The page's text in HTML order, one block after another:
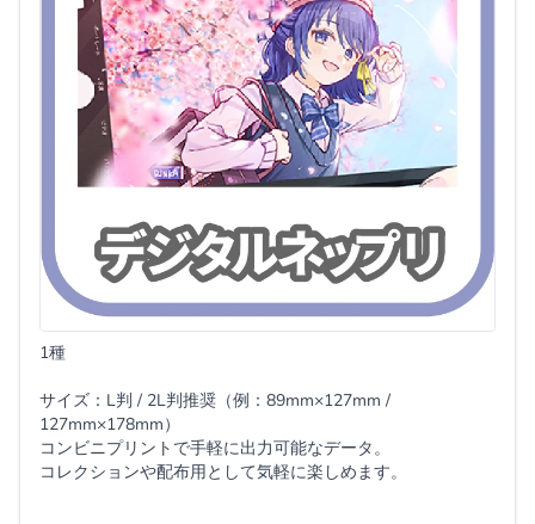
1種
サイズ：L判 / 2L判推奨（例：89mm×127mm /
127mm×178mm）
コンビニプリントで手軽に出力可能なデータ。
コレクションや配布用として気軽に楽しめます。